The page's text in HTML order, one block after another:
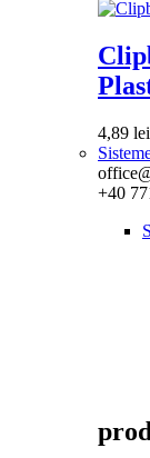
4,89 lei
+40